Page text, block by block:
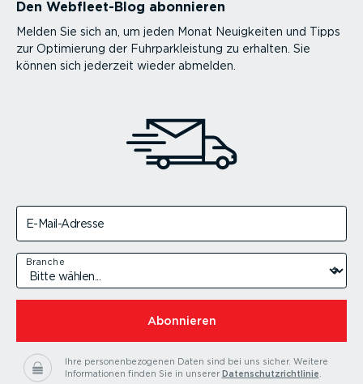
Den Webfleet-Blog abonnieren
Melden Sie sich an, um jeden Monat Neuigkeiten und Tipps
zur Optimierung der Fuhrparkleistung zu erhalten. Sie
können sich jederzeit wieder abmelden.
E-Mail-Adresse
Branche
Abonnieren
Ihre personenbezogenen Daten sind bei uns sicher. Weitere
Informationen finden Sie in unserer Datenschutzrichtlinie